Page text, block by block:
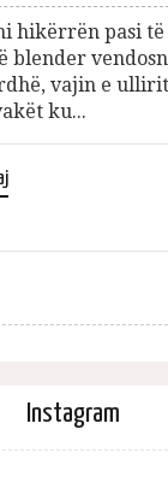
hikërrën pasi
blender
vajin e
ku...
Instagram